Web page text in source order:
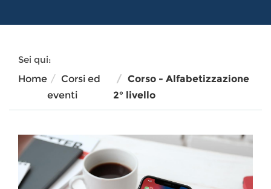
Sei qui:
Home
Corsi ed
eventi
Corso - Alfabetizzazione
2° livello